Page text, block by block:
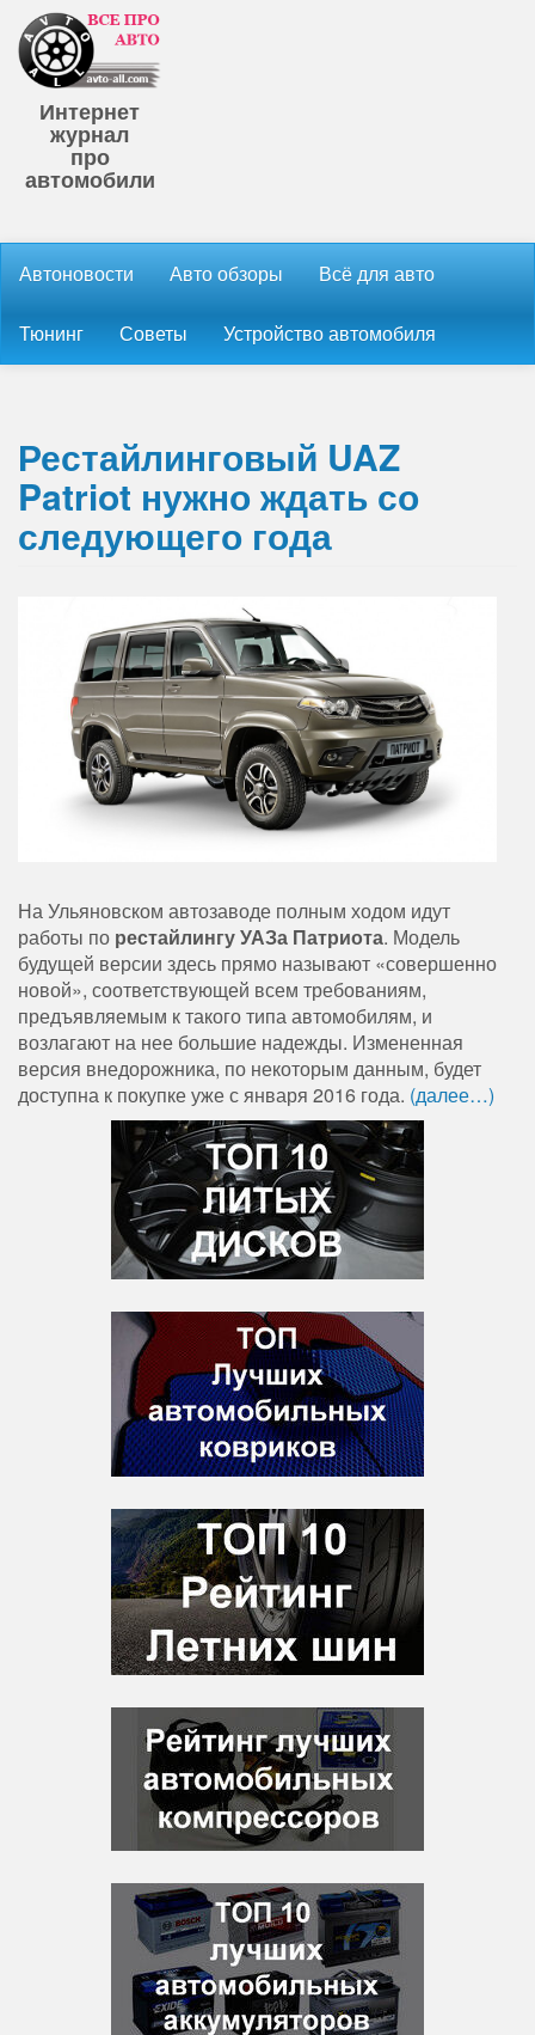
Интернет
журнал
про
автомобили
Автоновости Авто обзоры Всё для авто
Тюнинг Советы Устройство автомобиля
Рестайлинговый UAZ
Patriot нужно ждать со
следующего года
На Ульяновском автозаводе полным ходом идут
работы по рестайлингу УАЗа Патриота. Модель
будущей версии здесь прямо называют «совершенно
новой», соответствующей всем требованиям,
предъявляемым к такого типа автомобилям, и
возлагают на нее большие надежды. Измененная
версия внедорожника, по некоторым данным, будет
доступна к покупке уже с января 2016 года. (далее…)